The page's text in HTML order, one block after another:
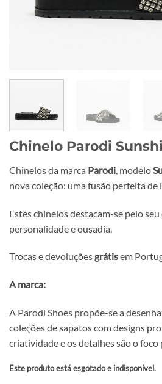
Chinelo Parodi
Chinelos da marca Parodi, modelo
nova coleção: uma fusão perfeita de
Estes chinelos destacam-se pelo
personalidade e ousadia.
Trocas e devoluções grátisem
A marca:
A Parodi Shoes propõe-se a
coleções de sapatos com designs
criatividade e os detalhes são o foco
Este produto está esgotado e indisponível.
Alternative: